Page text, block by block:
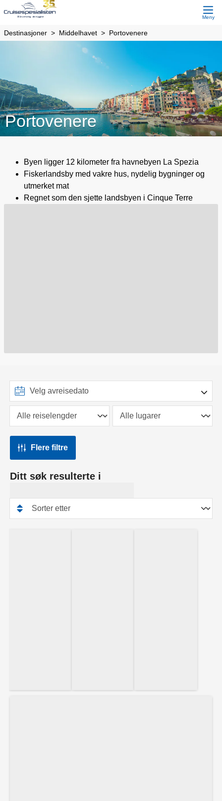
Meny
Destinasjoner Middelhavet Portovenere
Portovenere
Byen ligger 12 kilometer fra havnebyen La Spezia
Fiskerlandsby med vakre hus, nydelig bygninger og
utmerket mat
Regnet som den sjette landsbyen i Cinque Terre
Flere filtre
Ditt søk resulterte i